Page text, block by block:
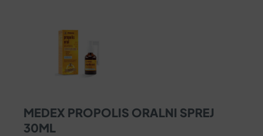
MEDEX PROPOLIS ORALNI SPREJ
30ML